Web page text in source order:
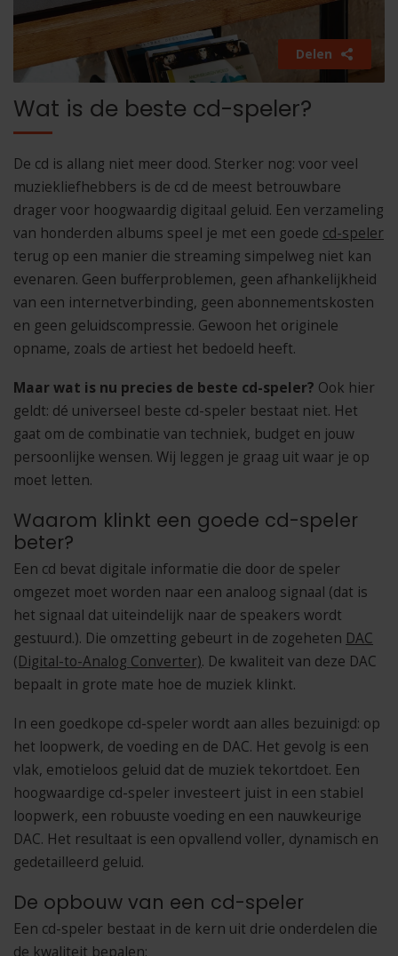
Delen
Wat is de beste cd-speler?
De cd is allang niet meer dood. Sterker nog: voor veel
muziekliefhebbers is de cd de meest betrouwbare
drager voor hoogwaardig digitaal geluid. Een verzameling
van honderden albums speel je met een goede cd-speler
terug op een manier die streaming simpelweg niet kan
evenaren. Geen bufferproblemen, geen afhankelijkheid
van een internetverbinding, geen abonnementskosten
en geen geluidscompressie. Gewoon het originele
opname, zoals de artiest het bedoeld heeft.
Maar wat is nu precies de beste cd-speler? Ook hier
geldt: dé universeel beste cd-speler bestaat niet. Het
gaat om de combinatie van techniek, budget en jouw
persoonlijke wensen. Wij leggen je graag uit waar je op
moet letten.
Waarom klinkt een goede cd-speler
beter?
Een cd bevat digitale informatie die door de speler
omgezet moet worden naar een analoog signaal (dat is
het signaal dat uiteindelijk naar de speakers wordt
gestuurd.). Die omzetting gebeurt in de zogeheten DAC
(Digital-to-Analog Converter). De kwaliteit van deze DAC
bepaalt in grote mate hoe de muziek klinkt.
In een goedkope cd-speler wordt aan alles bezuinigd: op
het loopwerk, de voeding en de DAC. Het gevolg is een
vlak, emotieloos geluid dat de muziek tekortdoet. Een
hoogwaardige cd-speler investeert juist in een stabiel
loopwerk, een robuuste voeding en een nauwkeurige
DAC. Het resultaat is een opvallend voller, dynamisch en
gedetailleerd geluid.
De opbouw van een cd-speler
Een cd-speler bestaat in de kern uit drie onderdelen die
de kwaliteit bepalen: